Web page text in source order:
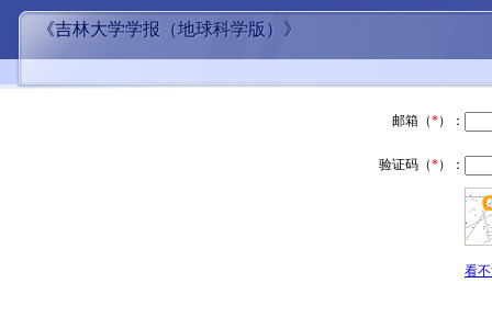
《吉林大学学报（地球科学版）》
邮箱（*）：
验证码（*）：
看